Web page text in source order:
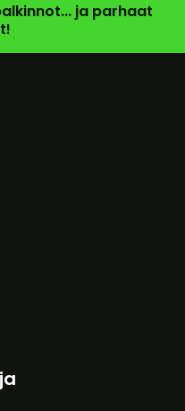
ja parhaat